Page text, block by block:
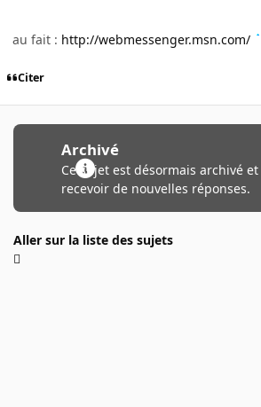
au fait : http://webmessenger.msn.com/
Citer
Archivé
Ce sujet est désormais archivé
recevoir de nouvelles réponses.
Aller sur la liste des sujets